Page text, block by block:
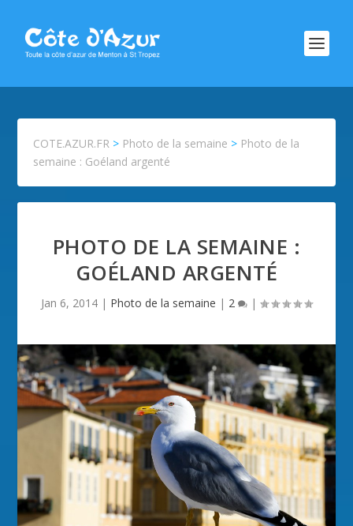
COTE.AZUR.FR > Photo de la semaine > Photo de la
semaine : Goéland argenté
PHOTO DE LA SEMAINE :
GOÉLAND ARGENTÉ
Jan 6, 2014 | Photo de la semaine | 2 |